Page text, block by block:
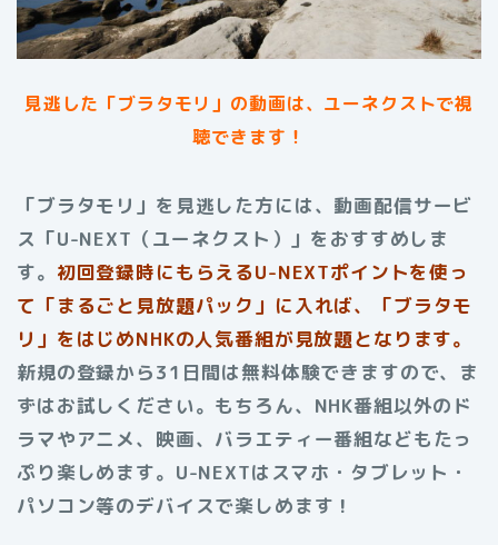
見逃した「ブラタモリ」の動画は、ユーネクストで視
聴できます！
「ブラタモリ」を見逃した方には、動画配信サービ
ス「U-NEXT（ユーネクスト）」をおすすめしま
す。 初回登録時にもらえるU-NEXTポイントを使っ
て「まるごと見放題パック」に入れば、「ブラタモ
リ」をはじめNHKの人気番組が見放題となります。
新規の登録から31日間は無料体験できますので、ま
ずはお試しください。もちろん、NHK番組以外のド
ラマやアニメ、映画、バラエティー番組などもたっ
ぷり楽しめます。U-NEXTはスマホ・タブレット・
パソコン等のデバイスで楽しめます！